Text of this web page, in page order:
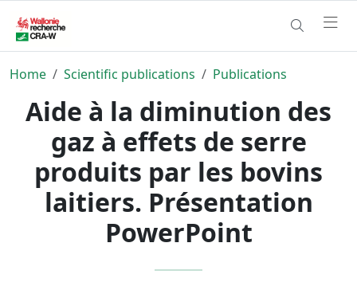
Home Scientific publications Publications
Aide à la diminution des
gaz à effets de serre
produits par les bovins
laitiers. Présentation
PowerPoint